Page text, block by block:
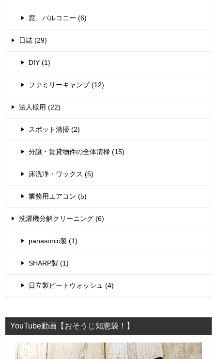
窓、バルコニー (6)
日誌 (29)
DIY (1)
ファミリーキャンプ (12)
法人様用 (22)
スポット清掃 (2)
分譲・賃貸物件の全体清掃 (15)
床洗浄・ワックス (5)
業務用エアコン (5)
洗濯機分解クリーニング (6)
panasonic製 (1)
SHARP製 (1)
日立製ビートウォッシュ (4)
YouTube動画【おそうじ知恵袋！】